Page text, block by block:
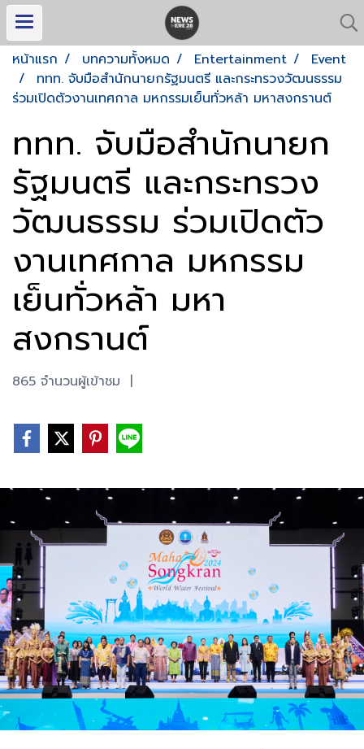
หน้าแรก บทความทั้งหมด Entertainment
Event
ททท. จับมือสำนักนายกรัฐมนตรี และกระทรวงวัฒนธรรม
ร่วมเปิดตัวงานเทศกาล มหกรรมเย็นทั่วหล้า มหาสงกรานต์
ททท. จับมือสำนักนายก
รัฐมนตรี และกระทรวง
วัฒนธรรม ร่วมเปิดตัว
งานเทศกาล มหกรรม
เย็นทั่วหล้า มหา
สงกรานต์
865 จำนวนผู้เข้าชม |